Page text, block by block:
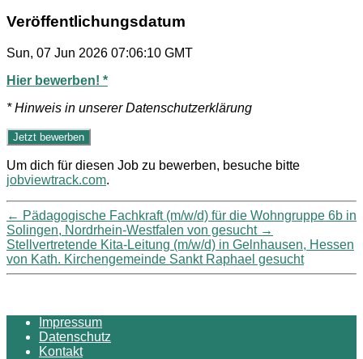
Veröffentlichungsdatum
Sun, 07 Jun 2026 07:06:10 GMT
Hier bewerben! *
* Hinweis in unserer Datenschutzerklärung
Um dich für diesen Job zu bewerben, besuche bitte
jobviewtrack.com.
← Pädagogische Fachkraft (m/w/d) für die Wohngruppe 6b in
Solingen, Nordrhein-Westfalen von gesucht →
Stellvertretende Kita-Leitung (m/w/d) in Gelnhausen, Hessen
von Kath. Kirchengemeinde Sankt Raphael gesucht
Impressum
Datenschutz
Kontakt